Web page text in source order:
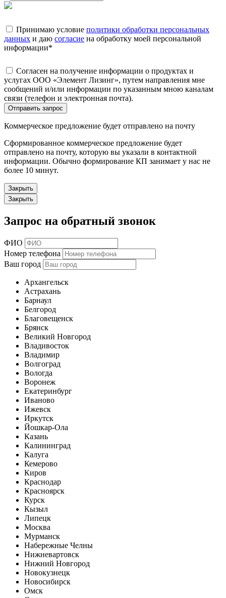
Принимаю условие политики обработки персональных
данных и даю согласие на обработку моей персональной
информации*
Согласен на получение информации о продуктах и
услугах ООО «Элемент Лизинг», путем направления мне
сообщений и/или информации по указанным мною каналам
связи (телефон и электронная почта).
Отправить запрос
Коммерческое предложение будет отправлено на почту
Сформированное коммерческое предложение будет
отправлено на почту, которую вы указали в контактной
информации. Обычно формирование КП занимает у нас не
более 10 минут.
Закрыть
Закрыть
Запрос на обратный звонок
ФИО
Номер телефона
Ваш город
Архангельск
Астрахань
Барнаул
Белгород
Благовещенск
Брянск
Великий Новгород
Владивосток
Владимир
Волгоград
Вологда
Воронеж
Екатеринбург
Иваново
Ижевск
Иркутск
Йошкар-Ола
Казань
Калининград
Калуга
Кемерово
Киров
Краснодар
Красноярск
Курск
Кызыл
Липецк
Москва
Мурманск
Набережные Челны
Нижневартовск
Нижний Новгород
Новокузнецк
Новосибирск
Омск